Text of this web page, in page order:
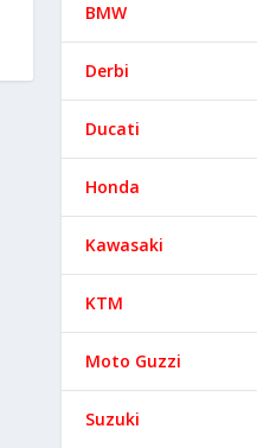
BMW
Derbi
Ducati
Honda
Kawasaki
KTM
Moto Guzzi
Suzuki